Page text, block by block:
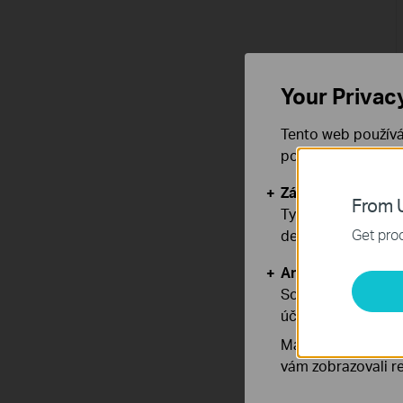
From
Get
Your
Tento web
používáním
Základní cookies
Tyto cookies jsou
deaktivovat.
Analytické a
Soubory cookie
účelem zlepšení
Marketingové
vám zobrazovali